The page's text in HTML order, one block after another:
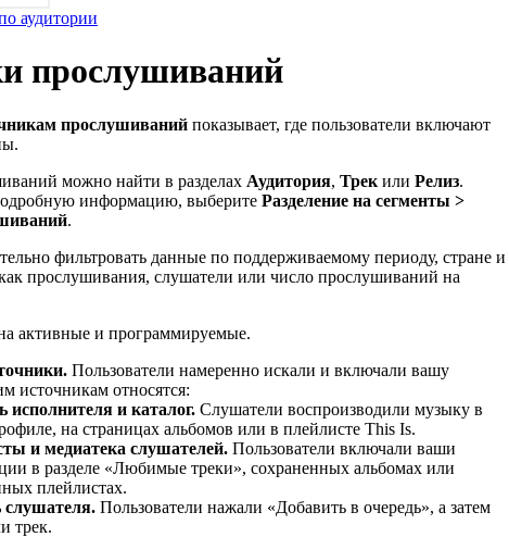
аудитории
прослушиваний
прослушиваний показывает, где пользователи включают
можно найти в разделах Аудитория, Трек или Релиз.
информацию, выберите Разделение на сегменты >
.
фильтровать данные по поддерживаемому периоду, стране и
прослушивания, слушатели или число прослушиваний на
активные и программируемые.
Пользователи намеренно искали и включали вашу
источникам относятся:
исполнителя и каталог. Слушатели воспроизводили музыку в
на страницах альбомов или в плейлисте This Is.
и медиатека слушателей. Пользователи включали ваши
в разделе «Любимые треки», сохраненных альбомах или
плейлистах.
слушателя. Пользователи нажали «Добавить в очередь», а затем
трек.